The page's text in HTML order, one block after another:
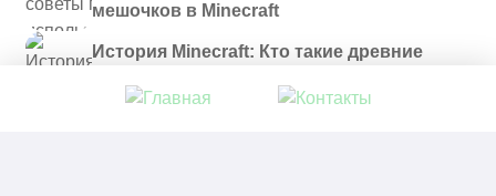
мешочков в Minecraft
История Minecraft: Кто такие древние